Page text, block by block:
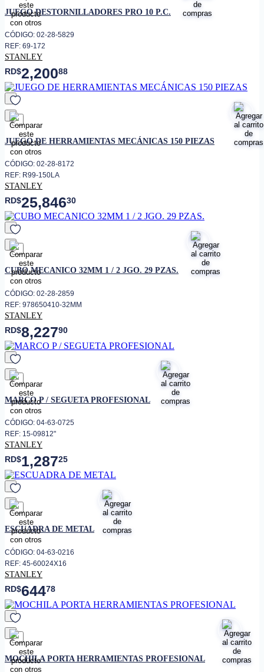
favorito
JUEGO DESTORNILLADORES PRO 10 P.C.
CÓDIGO: 02-28-5829
REF: 69-172
STANLEY
RD$2,20088
favorito
JUEGO DE HERRAMIENTAS MECÁNICAS 150 PIEZAS
CÓDIGO: 02-28-8172
REF: R99-150LA
STANLEY
RD$25,84630
favorito
CUBO MECANICO 32MM 1 / 2 JGO. 29 PZAS.
CÓDIGO: 02-28-2859
REF: 978650410-32MM
STANLEY
RD$8,22790
favorito
MARCO P / SEGUETA PROFESIONAL
CÓDIGO: 04-63-0725
REF: 15-09812"
STANLEY
RD$1,28725
favorito
ESCUADRA DE METAL
CÓDIGO: 04-63-0216
REF: 45-60024X16
STANLEY
RD$64478
favorito
MOCHILA PORTA HERRAMIENTAS PROFESIONAL